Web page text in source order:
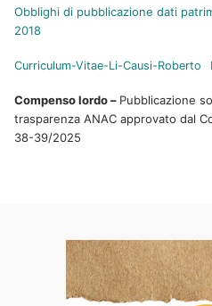
Obblighi di pubblicazione dati
2018
Curriculum-Vitae-Li-Causi-Roberto
Compenso lordo – Pubblicazione
trasparenza ANAC approvato dal
38-39/2025